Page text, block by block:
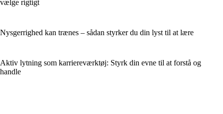
vælge rigtigt
Nysgerrighed kan trænes – sådan styrker du din lyst til at lære
Aktiv lytning som karriereværktøj: Styrk din evne til at forstå og
handle